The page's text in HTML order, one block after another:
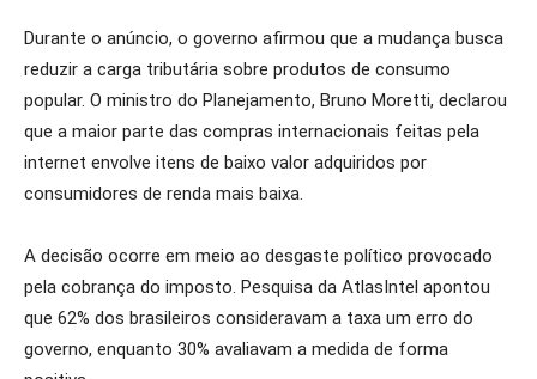
Durante o anúncio, o governo afirmou que a mudança busca
reduzir a carga tributária sobre produtos de consumo
popular. O ministro do Planejamento, Bruno Moretti, declarou
que a maior parte das compras internacionais feitas pela
internet envolve itens de baixo valor adquiridos por
consumidores de renda mais baixa.
A decisão ocorre em meio ao desgaste político provocado
pela cobrança do imposto. Pesquisa da AtlasIntel apontou
que 62% dos brasileiros consideravam a taxa um erro do
governo, enquanto 30% avaliavam a medida de forma